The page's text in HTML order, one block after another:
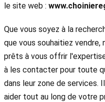
le site web :
Que vous soyez à la
que vous souhaitiez
prêts à vous offrir
à les contacter pour toute
dans leur zone de services.
aider tout au long de votre